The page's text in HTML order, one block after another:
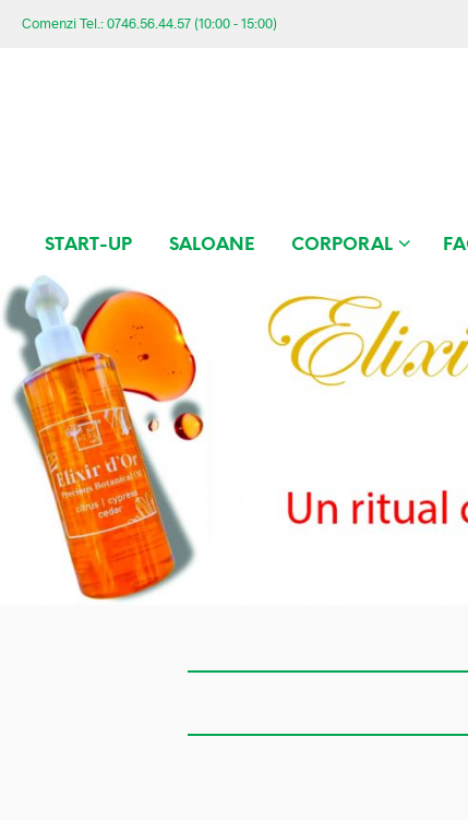
Comenzi Tel.: 0746.56.44.57 (10:00 - 15:00)
START-UP SALOANE CORPORAL